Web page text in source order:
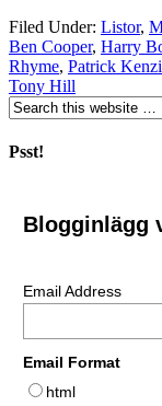
Filed Under: Listor,
Ben Cooper, Harry
Rhyme, Patrick
Tony Hill
Psst!
Blogginlägg
Email Address
Email Format
html